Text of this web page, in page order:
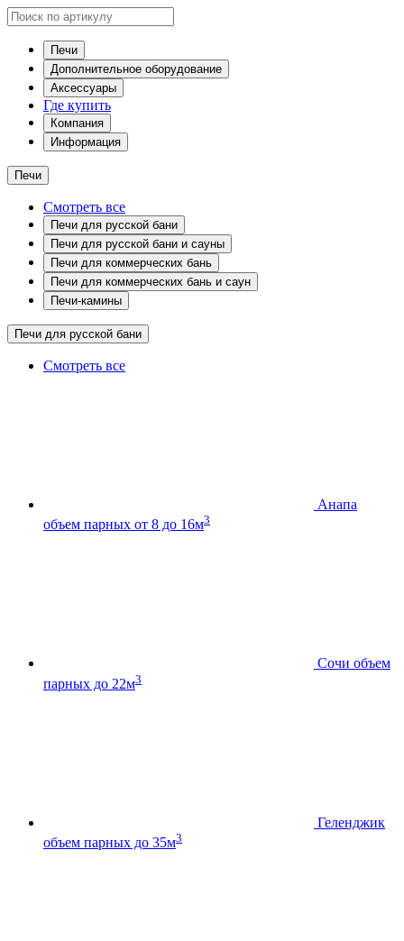
Печи
Дополнительное оборудование
Аксессуары
Где купить
Компания
Информация
Печи
Смотреть все
Печи для русской бани
Печи для русской бани и сауны
Печи для коммерческих бань
Печи для коммерческих бань и саун
Печи-камины
Печи для русской бани
Смотреть все
Анапа
объем парных от 8 до 16м3
Сочи объем
парных до 22м3
Геленджик
объем парных до 35м3